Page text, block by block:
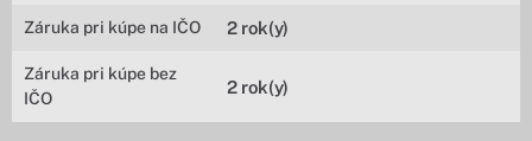
Záruka pri kúpe na IČO 2 rok(y)
Záruka pri kúpe bez
IČO
2 rok(y)